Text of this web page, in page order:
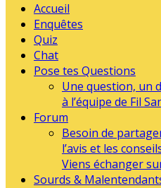
Accueil
Enquêtes
Quiz
Chat
Pose tes Questions
Une question, un
à l’équipe de Fil
Forum
Besoin de
l’avis et les
Viens échanger
Sourds &